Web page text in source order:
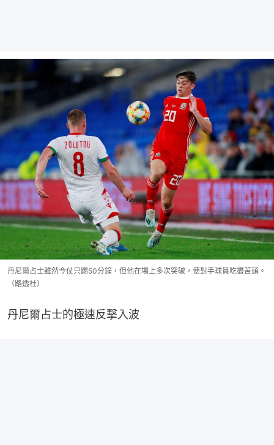
丹尼爾占士雖然今仗只踢50分鐘，但他在場上多次突破，使對手球員吃盡苦頭。
（路透社）
丹尼爾占士的極速反擊入波